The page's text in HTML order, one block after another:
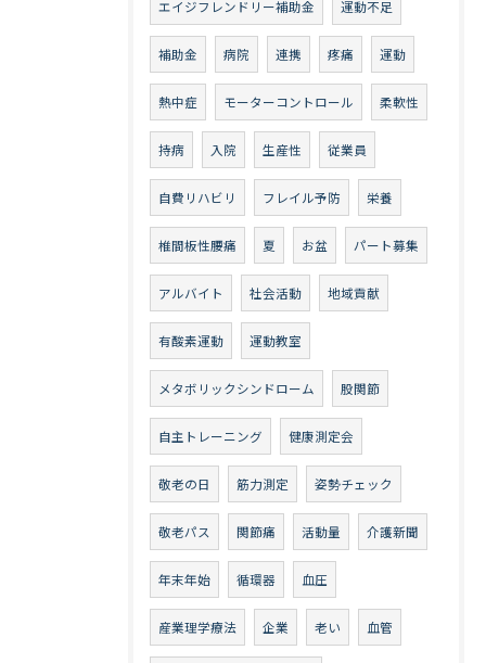
エイジフレンドリー補助金 運動不足
補助金 病院 連携 疼痛 運動
熱中症 モーターコントロール 柔軟性
持病 入院 生産性 従業員
自費リハビリ フレイル予防 栄養
椎間板性腰痛 夏 お盆 パート募集
アルバイト 社会活動 地域貢献
有酸素運動 運動教室
メタボリックシンドローム 股関節
自主トレーニング 健康測定会
敬老の日 筋力測定 姿勢チェック
敬老パス 関節痛 活動量 介護新聞
年末年始 循環器 血圧
産業理学療法 企業 老い 血管